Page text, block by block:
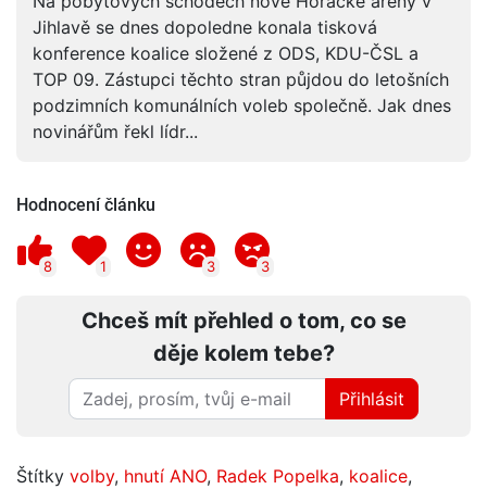
Jihlavě se dnes dopoledne konala tisková
konference koalice složené z ODS, KDU-ČSL a
TOP 09. Zástupci těchto stran půjdou do letošních
podzimních komunálních voleb společně. Jak dnes
novinářům řekl lídr...
Hodnocení článku
8 1 3 3
Chceš mít přehled o tom, co se
děje kolem tebe?
Přihlásit
Štítky volby, hnutí ANO, Radek Popelka, koalice,